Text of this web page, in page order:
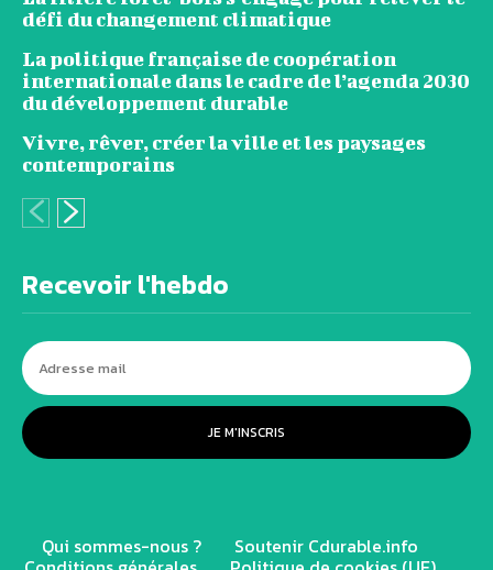
défi du changement climatique
La politique française de coopération
internationale dans le cadre de l’agenda 2030
du développement durable
Vivre, rêver, créer la ville et les paysages
contemporains
Recevoir l'hebdo
JE M'INSCRIS
Qui sommes-nous ? Soutenir Cdurable.info